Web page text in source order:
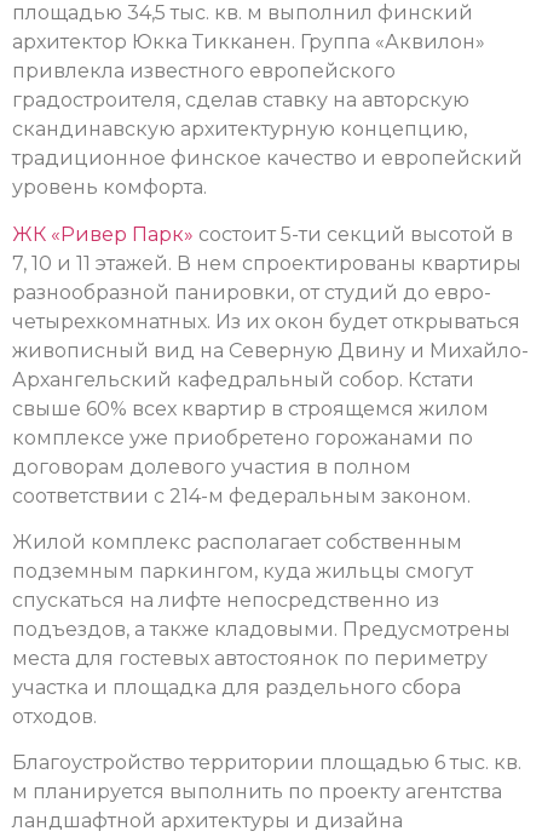
площадью 34,5 тыс. кв. м выполнил финский
архитектор Юкка Тикканен. Группа «Аквилон»
привлекла известного европейского
градостроителя, сделав ставку на авторскую
скандинавскую архитектурную концепцию,
традиционное финское качество и европейский
уровень комфорта.
ЖК «Ривер Парк» состоит 5-ти секций высотой в
7, 10 и 11 этажей. В нем спроектированы квартиры
разнообразной панировки, от студий до евро-
четырехкомнатных. Из их окон будет открываться
живописный вид на Северную Двину и Михайло-
Архангельский кафедральный собор. Кстати
свыше 60% всех квартир в строящемся жилом
комплексе уже приобретено горожанами по
договорам долевого участия в полном
соответствии с 214-м федеральным законом.
Жилой комплекс располагает собственным
подземным паркингом, куда жильцы смогут
спускаться на лифте непосредственно из
подъездов, а также кладовыми. Предусмотрены
места для гостевых автостоянок по периметру
участка и площадка для раздельного сбора
отходов.
Благоустройство территории площадью 6 тыс. кв.
м планируется выполнить по проекту агентства
ландшафтной архитектуры и дизайна